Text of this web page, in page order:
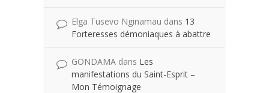
Elga Tusevo Nginamau dans 13
Forteresses démoniaques à abattre
GONDAMA dans Les
manifestations du Saint-Esprit –
Mon Témoignage